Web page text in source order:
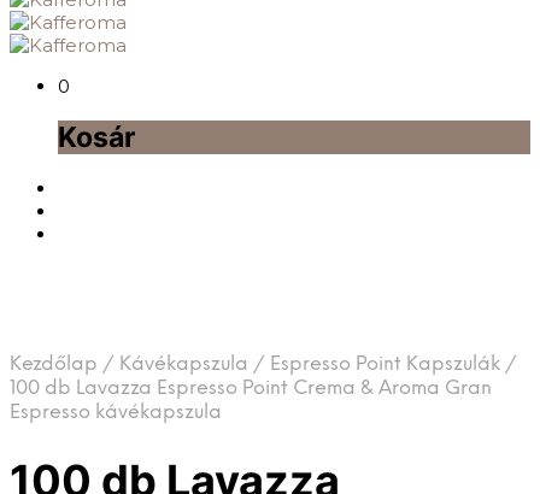
0
Kosár
Kezdőlap / Kávékapszula / Espresso Point Kapszulák /
100 db Lavazza Espresso Point Crema & Aroma Gran
Espresso kávékapszula
100 db Lavazza